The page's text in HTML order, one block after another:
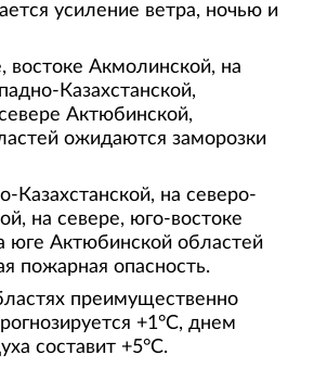
усиление ветра, ночью и
востоке Акмолинской, на
Казахстанской,
Актюбинской,
ожидаются заморозки
Казахстанской, на северо-
на севере, юго-востоке
юге Актюбинской областей
пожарная опасность.
преимущественно
+1°С, днем
составит +5°С.